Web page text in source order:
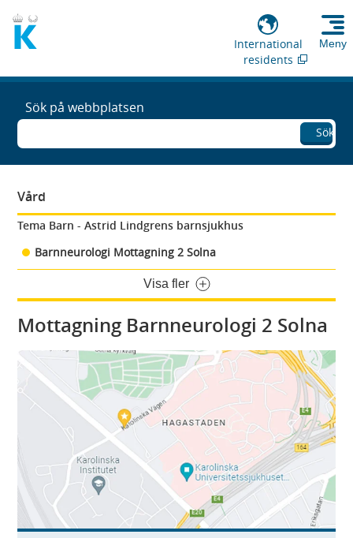
International
residents
Meny
Sök på webbplatsen
Sök
Vård
Tema Barn - Astrid Lindgrens barnsjukhus
Barnneurologi Mottagning 2 Solna
Visa fler
Mottagning Barnneurologi 2 Solna